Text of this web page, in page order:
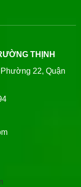
THỊNH
22, Quận